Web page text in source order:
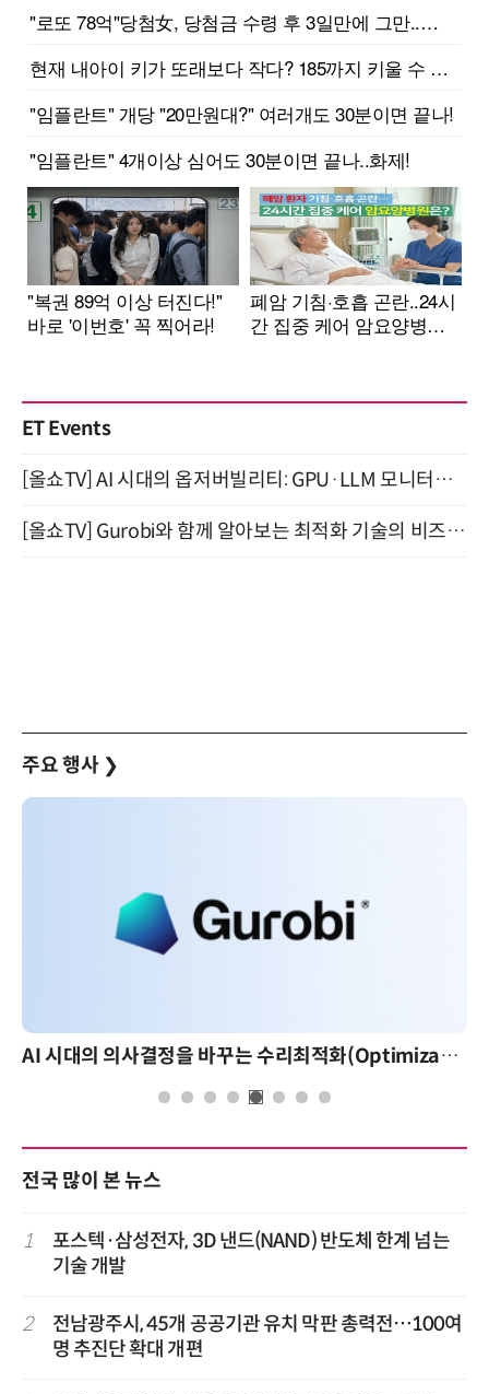
ET Events
[올쇼TV] AI 시대의 옵저버빌리티: GPU·LLM 모니터링부터 AI 기반 장애 대응까지 (8/11 생방송)
[올쇼TV] Gurobi와 함께 알아보는 최적화 기술의 비즈니스 활용 (8월 20일 생방송)
주요 행사 ❯
AI 시대의 의사결정을 바꾸는 수리최적화(Optimization): 실제 산업 적용 사례와 활용 전략
전국 많이 본 뉴스
1
포스텍·삼성전자, 3D 낸드(NAND) 반도체 한계 넘는
기술 개발
2
전남광주시, 45개 공공기관 유치 막판 총력전…100여
명 추진단 확대 개편